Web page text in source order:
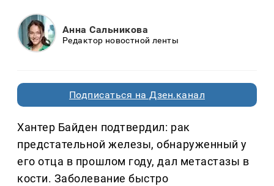
Анна Сальникова
Редактор новостной ленты
Подписаться на Дзен.канал
Хантер Байден подтвердил: рак
предстательной железы, обнаруженный у
его отца в прошлом году, дал метастазы в
кости. Заболевание быстро